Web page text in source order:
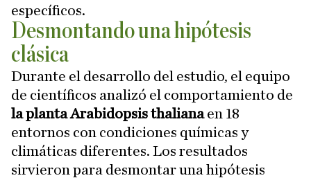
específicos.
Desmontando una hipótesis
clásica
Durante el desarrollo del estudio, el equipo
de científicos analizó el comportamiento de
la planta Arabidopsis thalianaen 18
entornos con condiciones químicas y
climáticas diferentes. Los resultados
sirvieron para desmontar una hipótesis